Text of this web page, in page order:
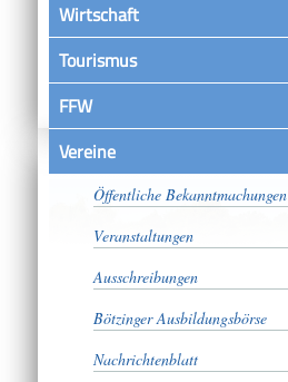
Wirtschaft
Tourismus
FFW
VereineSatzungen
Öffentliche Bekanntmachungen
Veranstaltungen
Ausschreibungen
Bötzinger Ausbildungsbörse
Nachrichtenblatt